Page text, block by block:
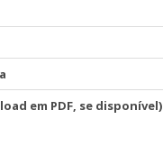
em PDF, se disponível)